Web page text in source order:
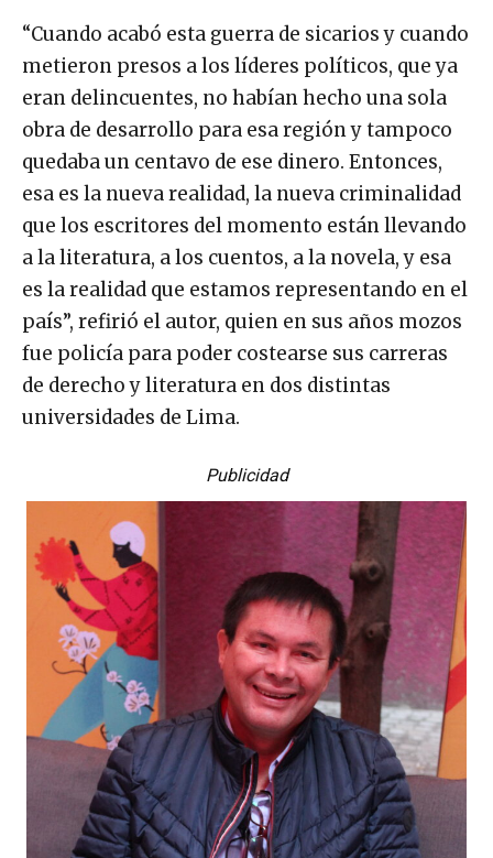
“Cuando acabó esta guerra de sicarios y cuando
metieron presos a los líderes políticos, que ya
eran delincuentes, no habían hecho una sola
obra de desarrollo para esa región y tampoco
quedaba un centavo de ese dinero. Entonces,
esa es la nueva realidad, la nueva criminalidad
que los escritores del momento están llevando
a la literatura, a los cuentos, a la novela, y esa
es la realidad que estamos representando en el
país”, refirió el autor, quien en sus años mozos
fue policía para poder costearse sus carreras
de derecho y literatura en dos distintas
universidades de Lima.
Publicidad